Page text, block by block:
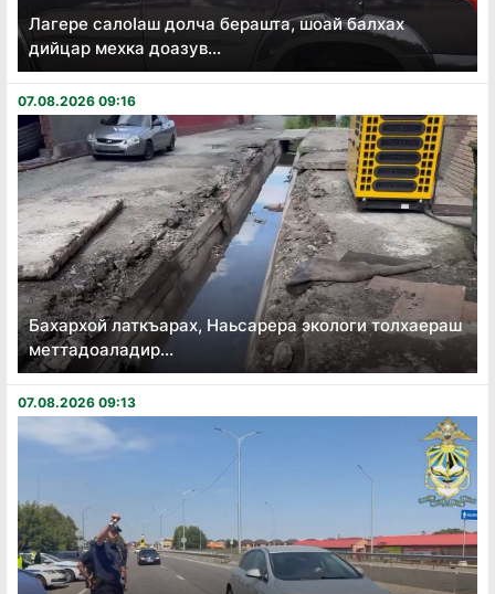
Лагере салоӏаш долча берашта, шоай балхах
дийцар мехка доазув...
07.08.2026 09:16
Бахархой латкъарах, Наьсарера экологи толхаераш
меттадоаладир...
07.08.2026 09:13